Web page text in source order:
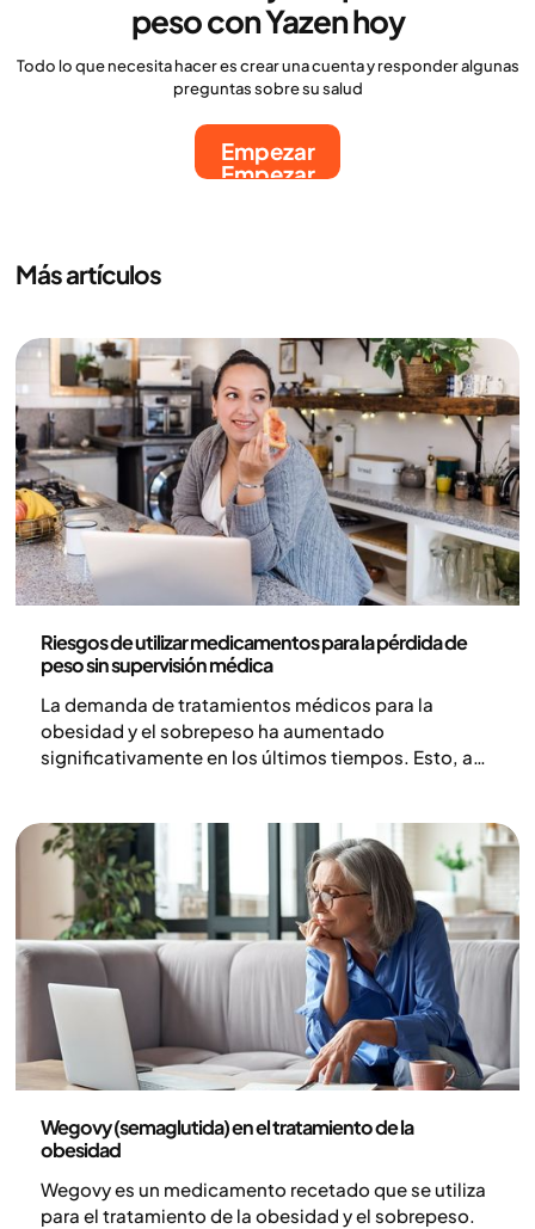
peso con Yazen hoy
Todo lo que necesita hacer es crear una cuenta y responder algunas
preguntas sobre su salud
Empezar
Empezar
Más artículos
Riesgos de utilizar medicamentos para la pérdida de
peso sin supervisión médica
La demanda de tratamientos médicos para la
obesidad y el sobrepeso ha aumentado
significativamente en los últimos tiempos. Esto, a
distribuyen fuera del sistema sanitario establecido y
regulado. El uso de estos fármacos sin prescripción
médica y sin un seguimiento estructurado y
continuo conlleva riesgos médicos considerables.
Wegovy (semaglutida) en el tratamiento de la
obesidad
Wegovy es un medicamento recetado que se utiliza
para el tratamiento de la obesidad y el sobrepeso.